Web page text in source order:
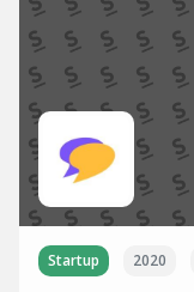
Startup 2020